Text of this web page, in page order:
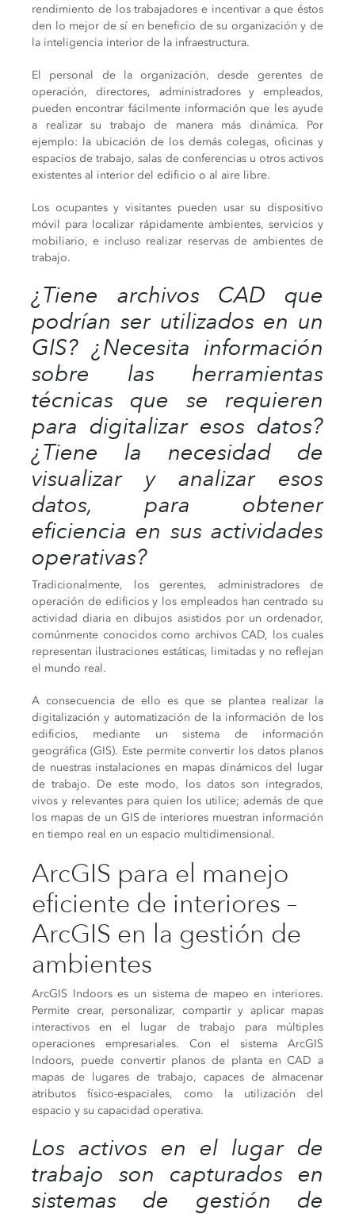
rendimiento de los trabajadores e incentivar a que éstos
den lo mejor de sí en beneficio de su organización y de
la inteligencia interior de la infraestructura.
El personal de la organización, desde gerentes de
operación, directores, administradores y empleados,
pueden encontrar fácilmente información que les ayude
a realizar su trabajo de manera más dinámica. Por
ejemplo: la ubicación de los demás colegas, oficinas y
espacios de trabajo, salas de conferencias u otros activos
existentes al interior del edificio o al aire libre.
Los ocupantes y visitantes pueden usar su dispositivo
móvil para localizar rápidamente ambientes, servicios y
mobiliario, e incluso realizar reservas de ambientes de
trabajo.
¿Tiene archivos CAD que
podrían ser utilizados en un
GIS? ¿Necesita información
sobre las herramientas
técnicas que se requieren
para digitalizar esos datos?
¿Tiene la necesidad de
visualizar y analizar esos
datos, para obtener
eficiencia en sus actividades
operativas?
Tradicionalmente, los gerentes, administradores de
operación de edificios y los empleados han centrado su
actividad diaria en dibujos asistidos por un ordenador,
comúnmente conocidos como archivos CAD, los cuales
representan ilustraciones estáticas, limitadas y no reflejan
el mundo real.
A consecuencia de ello es que se plantea realizar la
digitalización y automatización de la información de los
edificios, mediante un sistema de información
geográfica (GIS). Este permite convertir los datos planos
de nuestras instalaciones en mapas dinámicos del lugar
de trabajo. De este modo, los datos son integrados,
vivos y relevantes para quien los utilice; además de que
los mapas de un GIS de interiores muestran información
en tiempo real en un espacio multidimensional.
ArcGIS para el manejo
eficiente de interiores –
ArcGIS en la gestión de
ambientes
ArcGIS Indoors es un sistema de mapeo en interiores.
Permite crear, personalizar, compartir y aplicar mapas
interactivos en el lugar de trabajo para múltiples
operaciones empresariales. Con el sistema ArcGIS
Indoors, puede convertir planos de planta en CAD a
mapas de lugares de trabajo, capaces de almacenar
atributos físico-espaciales, como la utilización del
espacio y su capacidad operativa.
Los activos en el lugar de
trabajo son capturados en
sistemas de gestión de